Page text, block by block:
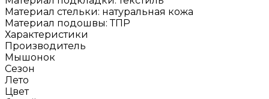
Материал стельки: натуральная кожа
Материал подошвы: ТПР
Характеристики
Производитель
Мышонок
Сезон
Лето
Цвет